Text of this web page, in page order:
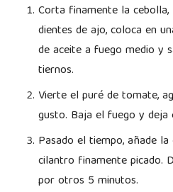
Corta finamente la
dientes de ajo, coloca en
de aceite a fuego medio y
tiernos.
Vierte el puré de tomate,
gusto. Baja el fuego y
Pasado el tiempo, añade
cilantro finamente picado.
por otros 5 minutos.